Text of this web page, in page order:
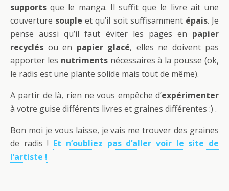
supports que le manga. Il suffit que le livre ait une
couverture souple et qu’il soit suffisamment épais. Je
pense aussi qu’il faut éviter les pages en papier
recyclés ou en papier glacé, elles ne doivent pas
apporter les nutrimentsnécessaires à la pousse (ok,
le radis est une plante solide mais tout de même).
A partir de là, rien ne vous empêche d’expérimenter
à votre guise différents livres et graines différentes :) .
Bon moi je vous laisse, je vais me trouver des graines
de radis ! Et n’oubliez pas d’aller voir le site de
l’artiste !